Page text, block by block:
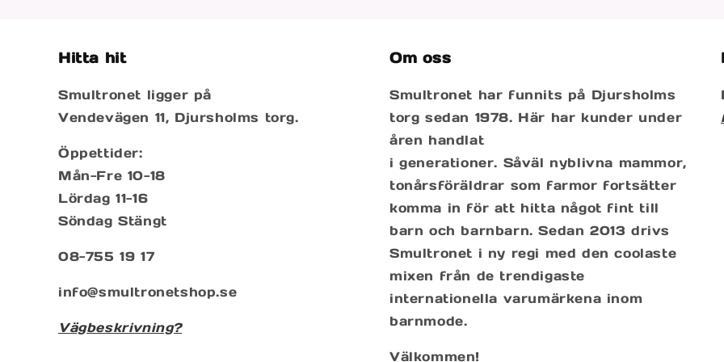
Hitta hit
Smultronet ligger på
Vendevägen 11, Djursholms torg.
Öppettider:
Mån-Fre 10-18
Lördag 11-16
Söndag Stängt
08-755 19 17
info@smultronetshop.se
Vägbeskrivning?
Om oss
Smultronet har funnits på Djursholms
torg sedan 1978. Här har kunder under
åren handlat
i generationer. Såväl nyblivna mammor,
tonårsföräldrar som farmor fortsätter
komma in för att hitta något fint till
barn och barnbarn. Sedan 2013 drivs
Smultronet i ny regi med den coolaste
mixen från de trendigaste
internationella varumärkena inom
barnmode.
Välkommen!